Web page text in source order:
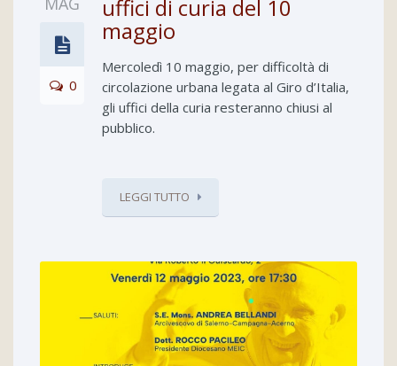
0
uffici di curia del 10
maggio
Mercoledì 10 maggio, per difficoltà di
circolazione urbana legata al Giro d’Italia,
gli uffici della curia resteranno chiusi al
pubblico.
LEGGI TUTTO